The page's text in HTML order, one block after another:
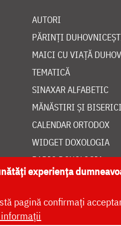
AUTORI
PĂRINȚI
MAICI CU VIAȚĂ
TEMATICĂ
SINAXAR ALFABETIC
MĂNĂSTIRI ȘI BISERICI
CALENDAR ORTODOX
WIDGET DOXOLOGIA
RADIO DOXOLOGIA
de
experiența
pagină confirmați